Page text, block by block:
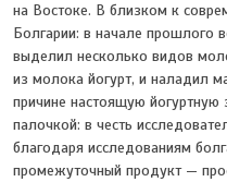
на Востоке. В близком к
Болгарии: в начале прошлого
выделил несколько видов
из молока йогурт, и наладил
причине настоящую йогуртную
палочкой: в честь
благодаря исследованиям
промежуточный продукт —